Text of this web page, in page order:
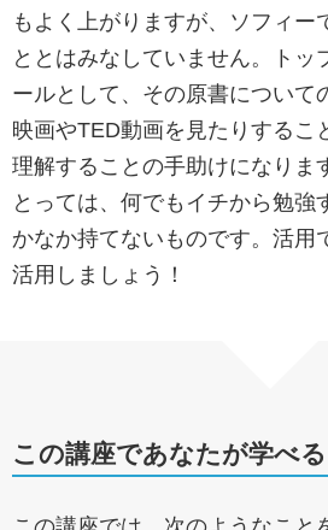
もよく上がりますが、ソフィー
ととはみなしていません。トッ
ールとして、その原書について
映画やTED動画を見たりするこ
理解することの手助けになりま
とっては、何でもイチから勉強
かなか持てないものです。活用
活用しましょう！
この講座であなたが学べ